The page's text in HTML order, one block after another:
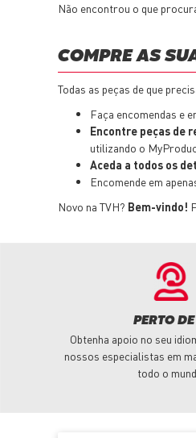
Não encontrou o que
COMPRE AS
Todas as peças de que
Faça encomendas e
Encontre peças de
utilizando o
Aceda a todos os
Encomende em
Novo na TVH? Bem-vindo!
PERTO
Obtenha apoio no seu
nossos especialistas em
todo o